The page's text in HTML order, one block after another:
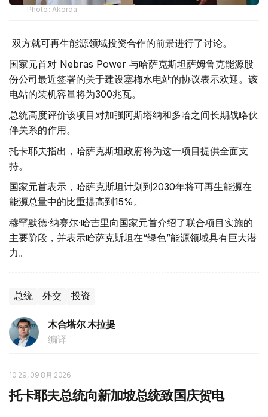
Photo: Akorda
双方就可再生能源领域投资合作的前景进行了讨论。
国家元首对 Nebras Power 与哈萨克斯坦萨姆鲁克能源股
份公司最近签署的关于建设塞梅水电站的协议表示欢迎。该
电站的装机容量将为300兆瓦。
总统高度评价该项目对加强阿斯塔纳和多哈之间长期战略伙
伴关系的作用。
托卡耶夫指出，哈萨克斯坦政府将为这一项目提供全面支
持。
国家元首表示，哈萨克斯坦计划到2030年将可再生能源在
能源总量中的比重提高到15%。
穆罕默德·纳赛尔·哈吉里向国家元首介绍了联合项目实施的
主要阶段，并表示哈萨克斯坦在“绿色”能源领域具有巨大潜
力。
总统 外交 投资
木合塔尔 木拉提
编译
10:29, 09 8月 2026
托卡耶夫总统向新加坡总统致国庆贺电